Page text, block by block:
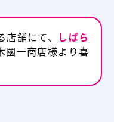
舗にて、
しばら
國⼀商店様より喜